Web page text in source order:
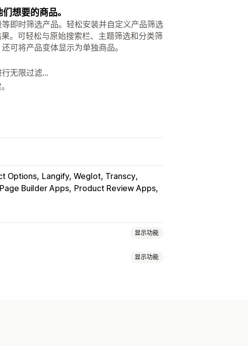
想要的商品。
即时筛选产品。轻松安装并自定义产品筛选
。可轻松与原始搜索栏、主题筛选和分类筛
可将产品变体显示为单独商品。
无限过滤...
Options Langify, Weglot, Transcy
Page Builder Apps Product Review Apps
显示功能
显示功能